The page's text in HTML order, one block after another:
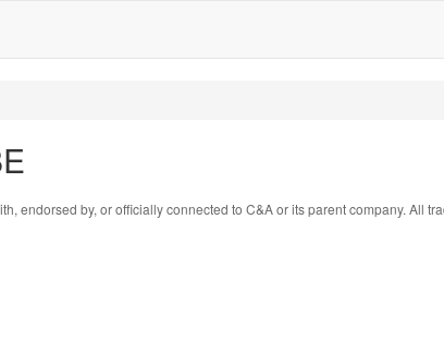
endorsed by, or officially connected to C&A or its parent company. All